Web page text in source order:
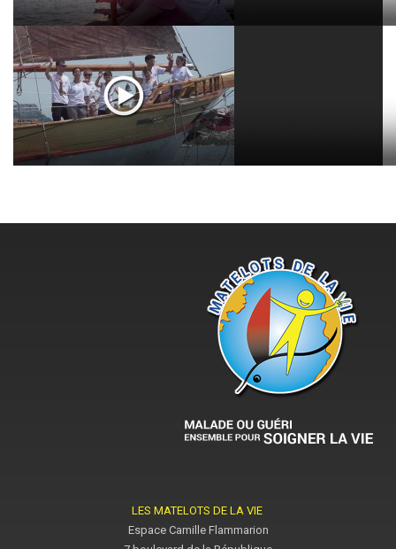
LES MATELOTS DE LA VIE
Espace Camille Flammarion